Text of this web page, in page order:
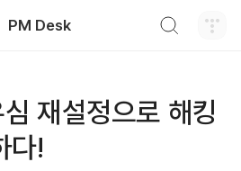
PM Desk
재설정으로 해킹
다!